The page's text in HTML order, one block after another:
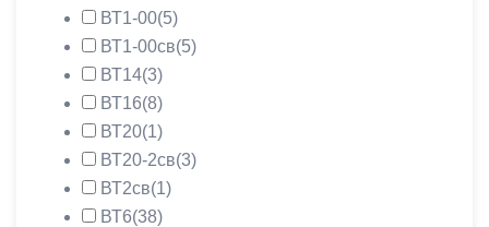
ВТ1-00(5)
ВТ1-00св(5)
ВТ14(3)
ВТ16(8)
ВТ20(1)
ВТ20-2св(3)
ВТ2св(1)
ВТ6(38)